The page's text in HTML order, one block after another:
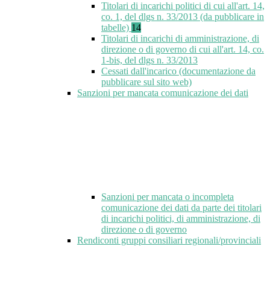
Titolari di incarichi politici di cui all'art. 14,
co. 1, del dlgs n. 33/2013 (da pubblicare in
tabelle) 14
Titolari di incarichi di amministrazione, di
direzione o di governo di cui all'art. 14, co.
1-bis, del dlgs n. 33/2013
Cessati dall'incarico (documentazione da
pubblicare sul sito web)
Sanzioni per mancata comunicazione dei dati
Sanzioni per mancata o incompleta
comunicazione dei dati da parte dei titolari
di incarichi politici, di amministrazione, di
direzione o di governo
Rendiconti gruppi consiliari regionali/provinciali